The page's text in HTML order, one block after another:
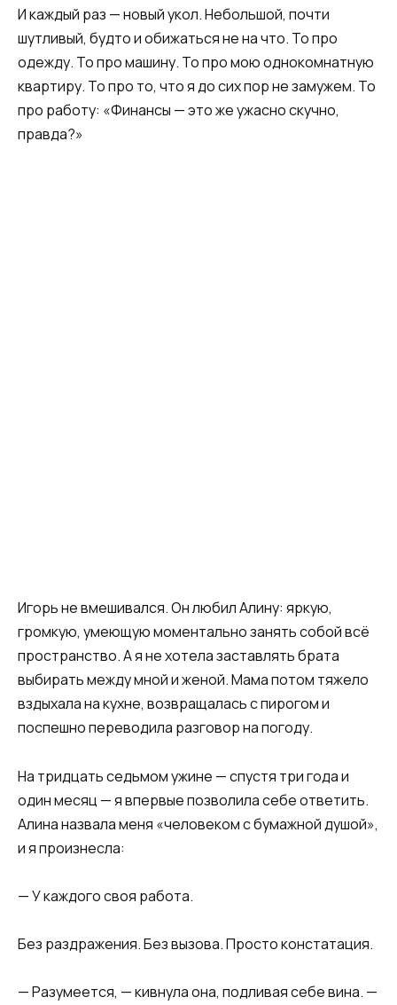
И каждый раз — новый укол. Небольшой, почти
шутливый, будто и обижаться не на что. То про
одежду. То про машину. То про мою однокомнатную
квартиру. То про то, что я до сих пор не замужем. То
про работу: «Финансы — это же ужасно скучно,
правда?»
Игорь не вмешивался. Он любил Алину: яркую,
громкую, умеющую моментально занять собой всё
пространство. А я не хотела заставлять брата
выбирать между мной и женой. Мама потом тяжело
вздыхала на кухне, возвращалась с пирогом и
поспешно переводила разговор на погоду.
На тридцать седьмом ужине — спустя три года и
один месяц — я впервые позволила себе ответить.
Алина назвала меня «человеком с бумажной душой»,
и я произнесла:
— У каждого своя работа.
Без раздражения. Без вызова. Просто констатация.
— Разумеется, — кивнула она, подливая себе вина. —